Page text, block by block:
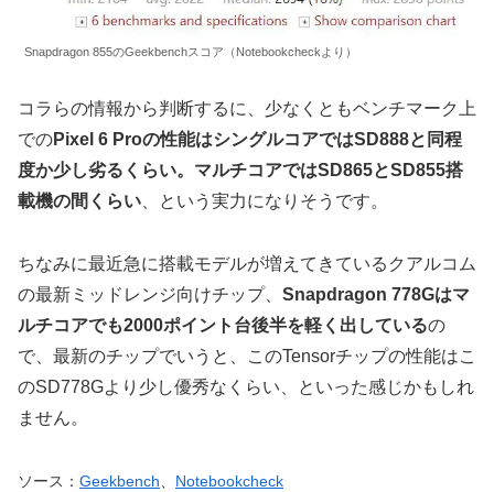
Snapdragon 855のGeekbenchスコア（Notebookcheckより）
コラらの情報から判断するに、少なくともベンチマーク上
でのPixel 6 Proの性能はシングルコアではSD888と同程
度か少し劣るくらい。マルチコアではSD865とSD855搭
載機の間くらい、という実力になりそうです。
ちなみに最近急に搭載モデルが増えてきているクアルコム
の最新ミッドレンジ向けチップ、 Snapdragon 778Gはマ
ルチコアでも2000ポイント台後半を軽く出しているの
で、最新のチップでいうと、このTensorチップの性能はこ
のSD778Gより少し優秀なくらい、といった感じかもしれ
ません。
ソース： Geekbench Notebookcheck